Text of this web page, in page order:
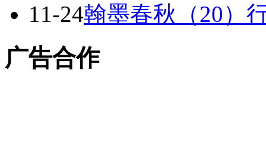
11-24翰墨春秋（20）
广告合作